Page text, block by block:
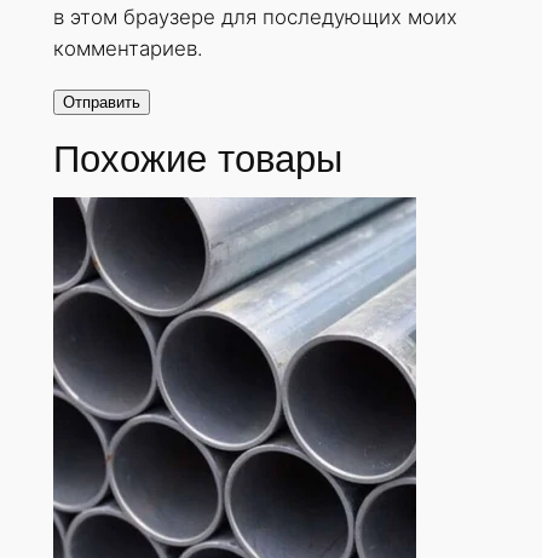
в этом браузере для последующих моих
комментариев.
Похожие товары